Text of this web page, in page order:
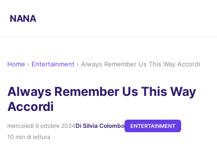
NANA
Home › Entertainment › Always Remember Us This Way Accordi
Always Remember Us This Way
Accordi
mercoledì 9 ottobre 2024Di Silvia Colombo ENTERTAINMENT
10 min di lettura